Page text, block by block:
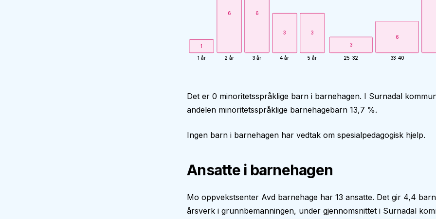
1
1 år
6
2 år
6
3 år
3
4 år
3
5 år
3
25-32
6
33-40
Det er 0 minoritetsspråklige barn i barnehagen. I Surnadal
andelen minoritetsspråklige barnehagebarn 13,7 %.
Ingen barn i barnehagen har vedtak om spesialpedagogisk hjelp.
Ansatte i barnehagen
Mo oppvekstsenter Avd barnehage har 13 ansatte. Det gir 4,4
årsverk i grunnbemanningen, under gjennomsnittet i Surnadal